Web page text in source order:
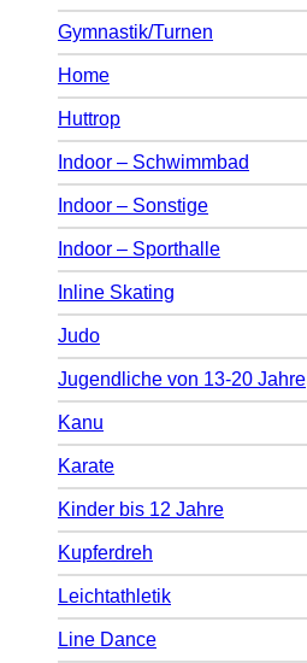
Gymnastik/Turnen
Home
Huttrop
Indoor – Schwimmbad
Indoor – Sonstige
Indoor – Sporthalle
Inline Skating
Judo
Jugendliche von 13-20 Jahre
Kanu
Karate
Kinder bis 12 Jahre
Kupferdreh
Leichtathletik
Line Dance